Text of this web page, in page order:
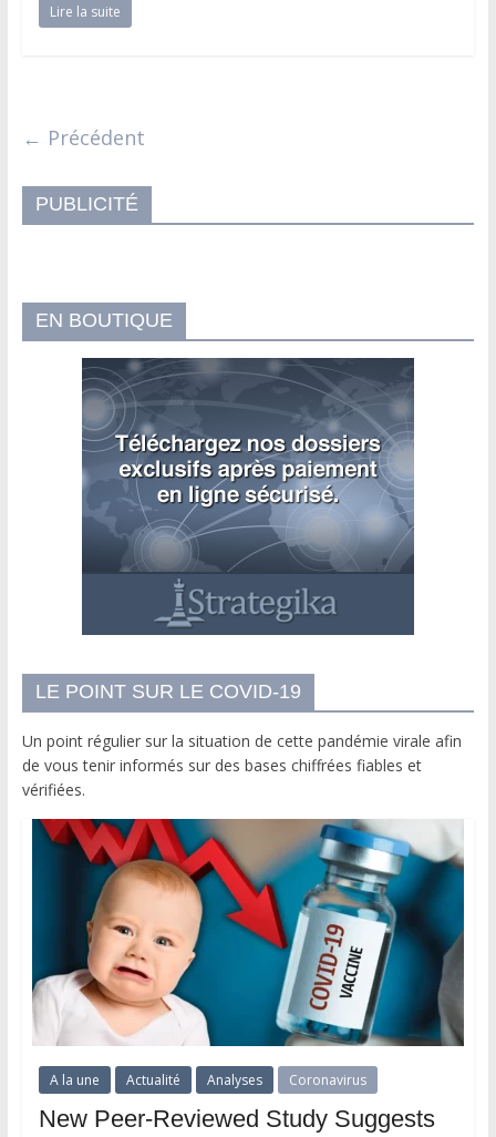
Lire la suite
← Précédent
PUBLICITÉ
EN BOUTIQUE
LE POINT SUR LE COVID-19
Un point régulier sur la situation de cette pandémie virale afin
de vous tenir informés sur des bases chiffrées fiables et
vérifiées.
A la une Actualité Analyses Coronavirus
New Peer-Reviewed Study Suggests